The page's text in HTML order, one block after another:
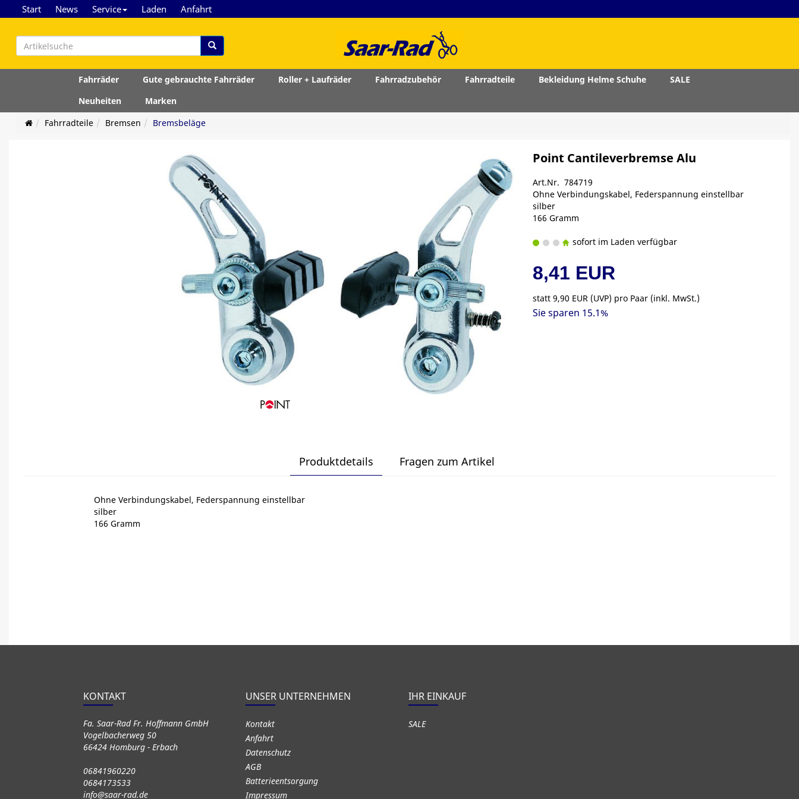
Start News Service Laden Anfahrt
Fahrräder Gute gebrauchte Fahrräder Roller + Laufräder Fahrradzubehör Fahrradteile Bekleidung Helme Schuhe
SALE
Neuheiten
Marken
Fahrradteile
Bremsen Bremsbeläge
Point Cantileverbremse Alu
Art.Nr. 784719
Ohne Verbindungskabel, Federspannung einstellbar
silber
166 Gramm
sofort im Laden verfügbar
8,41 EUR
statt9,90 EUR (UVP) pro Paar (inkl. MwSt.)
Sie sparen 15.1%
Produktdetails Fragen zum Artikel
Ohne Verbindungskabel, Federspannung einstellbar
silber
166 Gramm
KONTAKT
Fa. Saar-Rad Fr. Hoffmann GmbH
Vogelbacherweg 50
66424 Homburg - Erbach
06841960220
0684173533
info@saar-rad.de
UNSER UNTERNEHMEN
Kontakt
Anfahrt
Datenschutz
AGB
Batterieentsorgung
Impressum
IHR EINKAUF
SALE